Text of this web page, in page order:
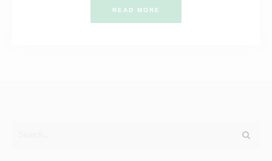
READ MORE